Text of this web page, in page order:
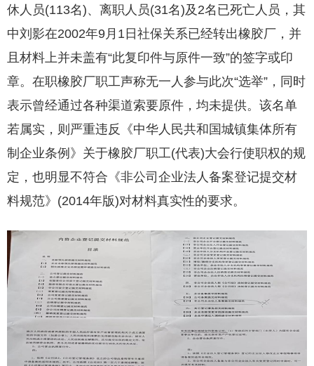
休人员(113名)、离职人员(31名)及2名已死亡人员，其
中刘影在2002年9月1日社保关系已经转出橡胶厂，并
且材料上并未盖有“此复印件与原件一致”的签字或印
章。在职橡胶厂职工声称无一人参与此次“选举”，同时
表示曾经通过各种渠道索要原件，均未提供。该名单
若属实，则严重违反《中华人民共和国城镇集体所有
制企业条例》关于橡胶厂职工(代表)大会行使职权的规
定，也明显不符合《非公司企业法人备案登记提交材
料规范》(2014年版)对材料真实性的要求。